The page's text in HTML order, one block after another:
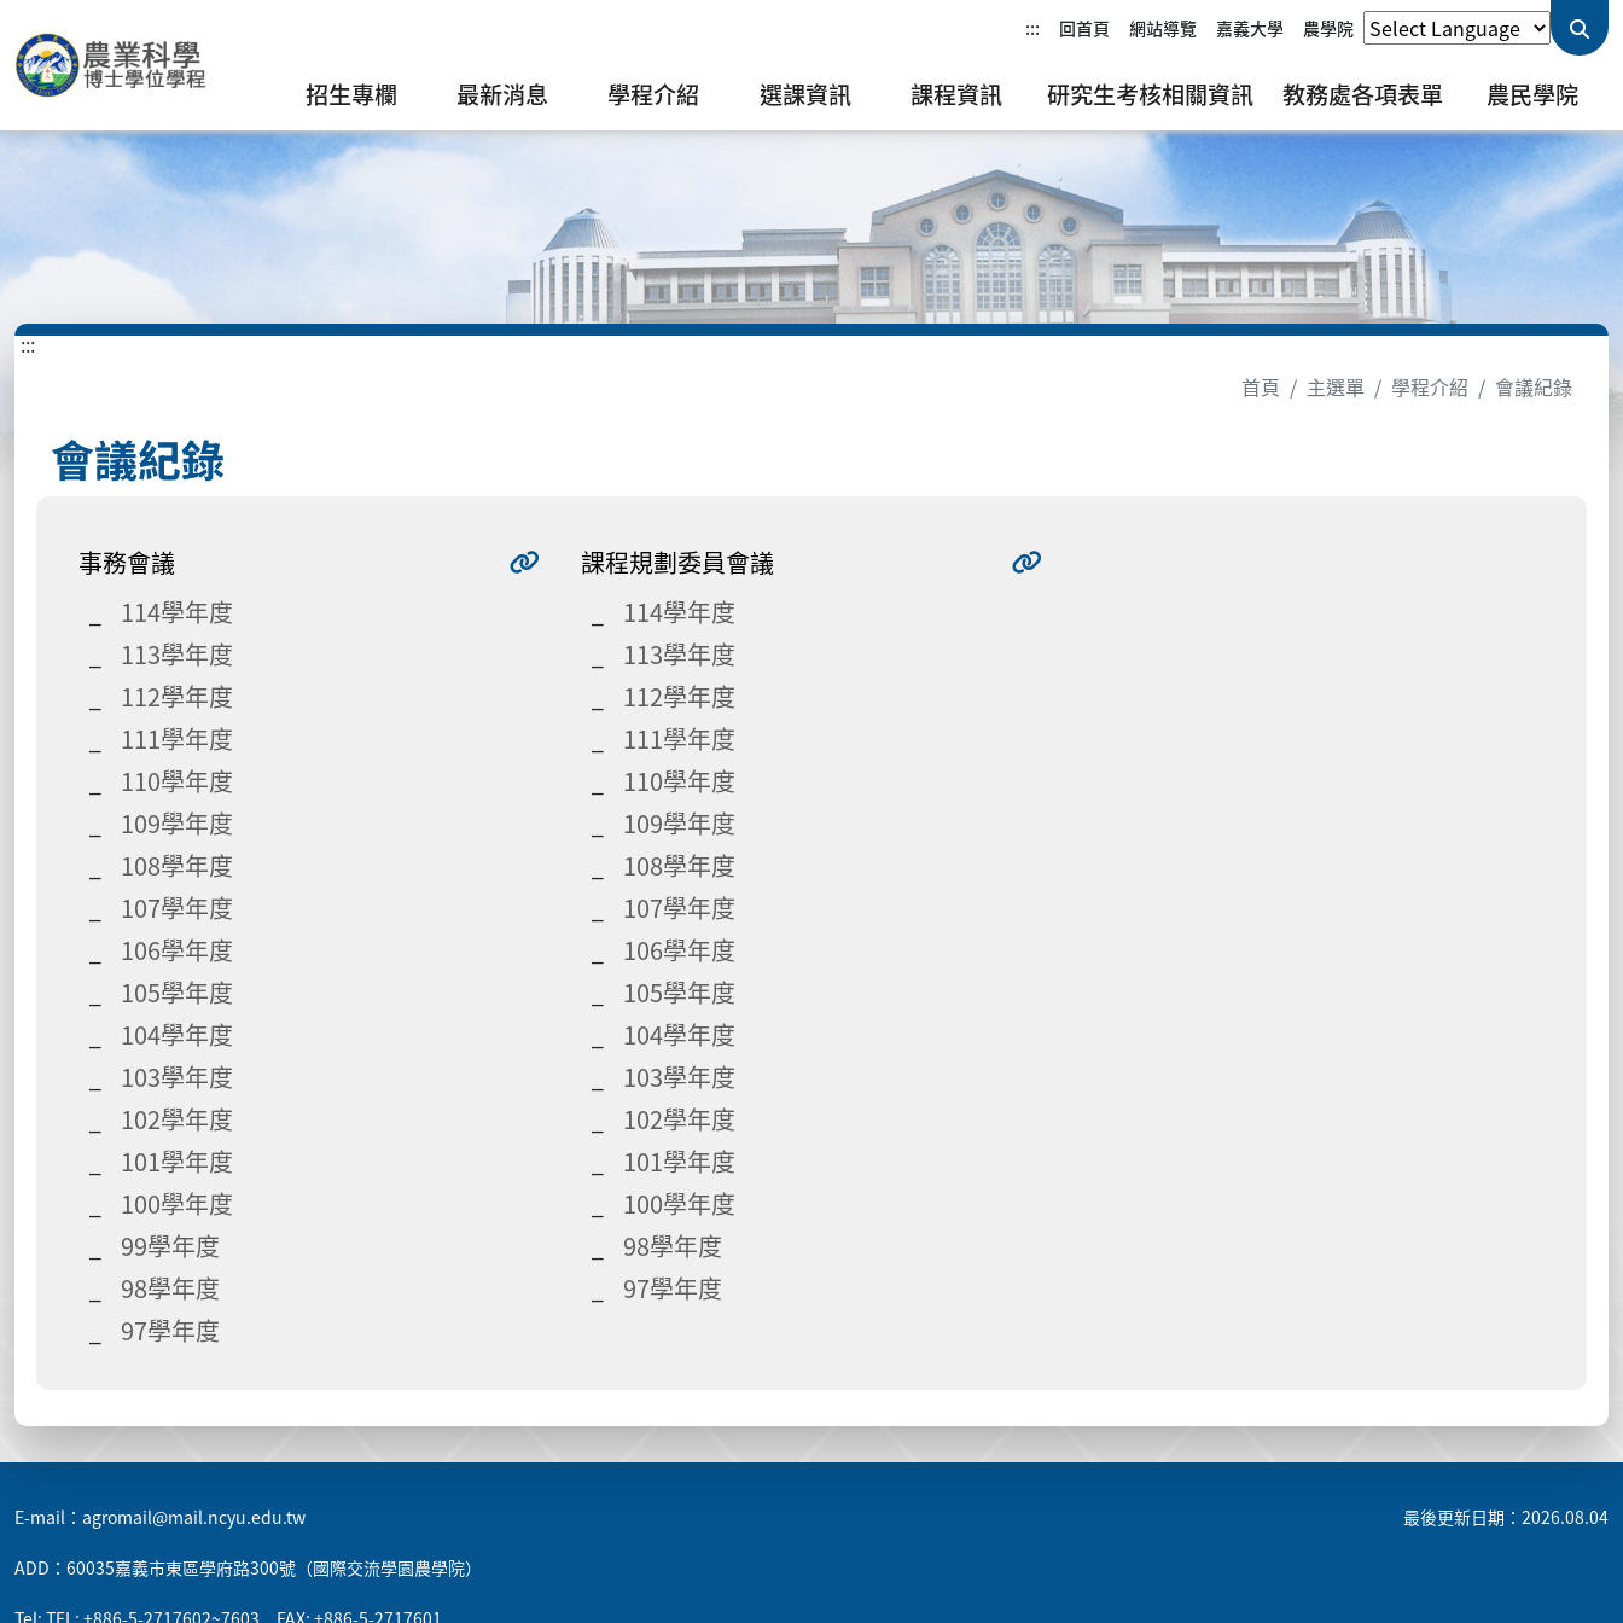
::: 回首頁 網站導覽 嘉義大學 農學院
招生專欄 最新消息 學程介紹 選課資訊 課程資訊 研究生考核相關資訊 教務處各項表單 農民學院
:::
首頁
主選單 學程介紹 會議紀錄
會議紀錄
事務會議
114學年度
113學年度
112學年度
111學年度
110學年度
109學年度
108學年度
107學年度
106學年度
105學年度
104學年度
103學年度
102學年度
101學年度
100學年度
99學年度
98學年度
97學年度
課程規劃委員會議
114學年度
113學年度
112學年度
111學年度
110學年度
109學年度
108學年度
107學年度
106學年度
105學年度
104學年度
103學年度
102學年度
101學年度
100學年度
98學年度
97學年度
E-mail：agromail@mail.ncyu.edu.tw
ADD：60035嘉義市東區學府路300號（國際交流學園農學院）
Tel: TEL: +886-5-2717602~7603 FAX: +886-5-2717601
最後更新日期：2026.08.04